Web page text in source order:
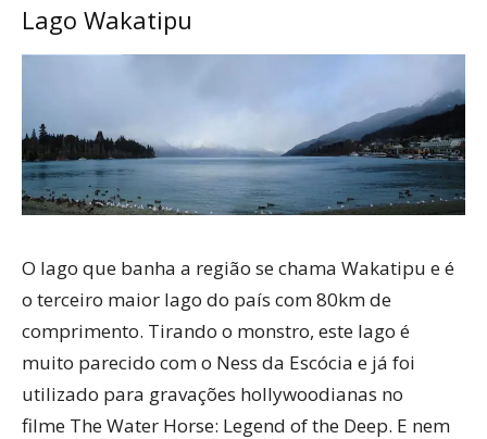
Lago Wakatipu
O lago que banha a região se chama Wakatipu e é
o terceiro maior lago do país com 80km de
comprimento. Tirando o monstro, este lago é
muito parecido com o Ness da Escócia e já foi
utilizado para gravações hollywoodianas no
filme The Water Horse: Legend of the Deep. E nem